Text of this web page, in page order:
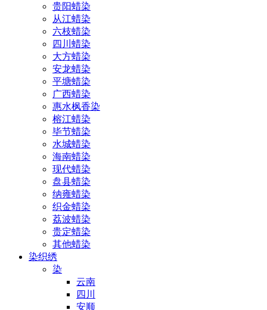
贵阳蜡染
从江蜡染
六枝蜡染
四川蜡染
大方蜡染
安龙蜡染
平塘蜡染
广西蜡染
惠水枫香染
榕江蜡染
毕节蜡染
水城蜡染
海南蜡染
现代蜡染
盘县蜡染
纳雍蜡染
织金蜡染
荔波蜡染
贵定蜡染
其他蜡染
染织绣
染
云南
四川
安顺